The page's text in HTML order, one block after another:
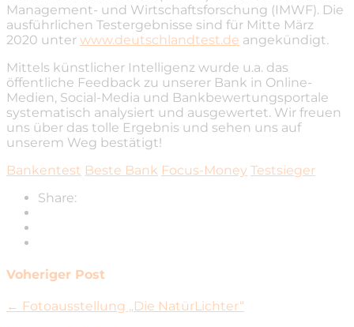
Management- und Wirtschaftsforschung (IMWF). Die
ausführlichen Testergebnisse sind für Mitte März
2020 unter www.deutschlandtest.de angekündigt.
Mittels künstlicher Intelligenz wurde u.a. das
öffentliche Feedback zu unserer Bank in Online-
Medien, Social-Media und Bankbewertungsportale
systematisch analysiert und ausgewertet. Wir freuen
uns über das tolle Ergebnis und sehen uns auf
unserem Weg bestätigt!
Bankentest Beste Bank Focus-Money Testsieger
Share:
Voheriger Post
← Fotoausstellung „Die NatürLichter“